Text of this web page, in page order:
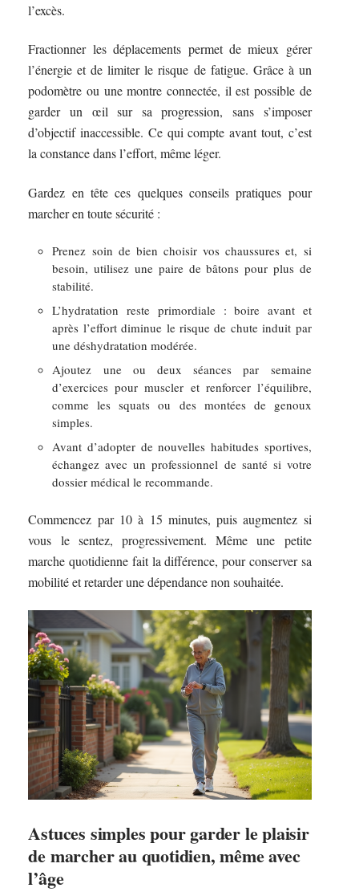
l’excès.
Fractionner les déplacements permet de mieux gérer
l’énergie et de limiter le risque de fatigue. Grâce à un
podomètre ou une montre connectée, il est possible de
garder un œil sur sa progression, sans s’imposer
d’objectif inaccessible. Ce qui compte avant tout, c’est
la constance dans l’effort, même léger.
Gardez en tête ces quelques conseils pratiques pour
marcher en toute sécurité :
Prenez soin de bien choisir vos chaussures et, si
besoin, utilisez une paire de bâtons pour plus de
stabilité.
L’hydratation reste primordiale : boire avant et
après l’effort diminue le risque de chute induit par
une déshydratation modérée.
Ajoutez une ou deux séances par semaine
d’exercices pour muscler et renforcer l’équilibre,
comme les squats ou des montées de genoux
simples.
Avant d’adopter de nouvelles habitudes sportives,
échangez avec un professionnel de santé si votre
dossier médical le recommande.
Commencez par 10 à 15 minutes, puis augmentez si
vous le sentez, progressivement. Même une petite
marche quotidienne fait la différence, pour conserver sa
mobilité et retarder une dépendance non souhaitée.
Astuces simples pour garder le plaisir
de marcher au quotidien, même avec
l’âge